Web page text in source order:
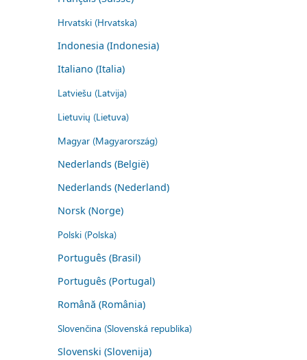
Hrvatski (Hrvatska)
Indonesia (Indonesia)
Italiano (Italia)
Latviešu (Latvija)
Lietuvių (Lietuva)
Magyar (Magyarország)
Nederlands (België)
Nederlands (Nederland)
Norsk (Norge)
Polski (Polska)
Português (Brasil)
Português (Portugal)
Română (România)
Slovenčina (Slovenská republika)
Slovenski (Slovenija)